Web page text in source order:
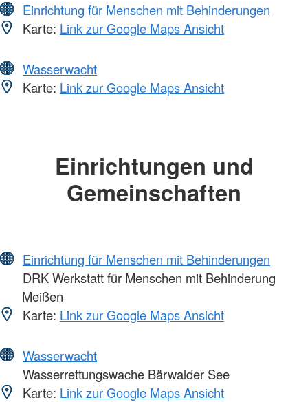
Einrichtung für Menschen mit Behinderungen
Karte: Link zur Google Maps Ansicht
Wasserwacht
Karte: Link zur Google Maps Ansicht
Einrichtungen und
Gemeinschaften
Einrichtung für Menschen mit Behinderungen
DRK Werkstatt für Menschen mit Behinderung
Meißen
Karte: Link zur Google Maps Ansicht
Wasserwacht
Wasserrettungswache Bärwalder See
Karte: Link zur Google Maps Ansicht